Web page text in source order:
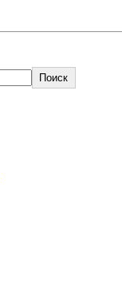
Поиск